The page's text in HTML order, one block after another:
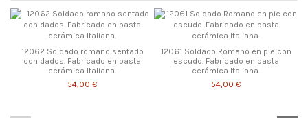
12062 Soldado romano sentado
con dados. Fabricado en pasta
cerámica Italiana.
54,00 €
12061 Soldado Romano en pie con
escudo. Fabricado en pasta
cerámica Italiana.
54,00 €